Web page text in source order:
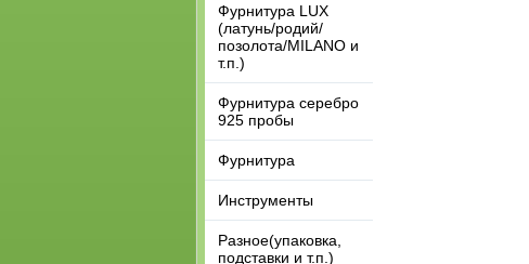
Фурнитура LUX
(латунь/родий/
позолота/MILANO и
т.п.)
Фурнитура серебро
925 пробы
Фурнитура
Инструменты
Разное(упаковка,
подставки и т.п.)